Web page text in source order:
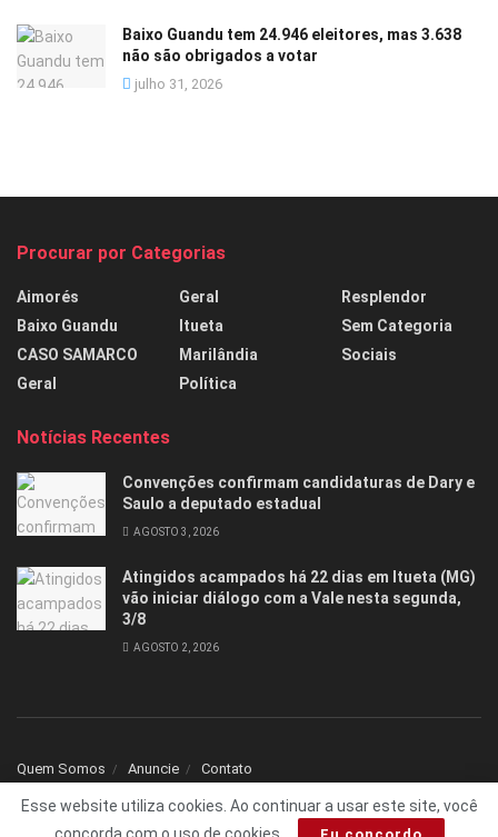
Baixo Guandu tem 24.946 eleitores, mas 3.638
não são obrigados a votar
julho 31, 2026
Procurar por Categorias
Aimorés
Baixo Guandu
CASO SAMARCO
Geral
Geral
Itueta
Marilândia
Política
Resplendor
Sem Categoria
Sociais
Notícias Recentes
Convenções confirmam candidaturas de Dary e
Saulo a deputado estadual
AGOSTO 3, 2026
Atingidos acampados há 22 dias em Itueta (MG)
vão iniciar diálogo com a Vale nesta segunda,
3/8
AGOSTO 2, 2026
Quem Somos Anuncie Contato
© 2025 Todos os direitos reservados Folha1 - Desenvolvido por dNNr Dev
Esse website utiliza cookies. Ao continuar a usar este site, você